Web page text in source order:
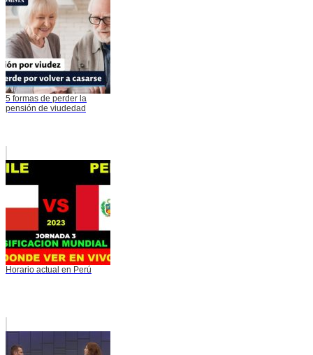
5 formas de perder la
pensión de viudedad
Horario actual en Perú